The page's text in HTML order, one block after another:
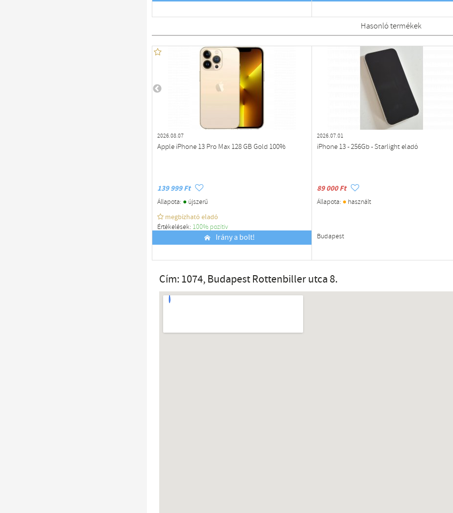
Hasonló termékek
2026.08.07
Apple iPhone 13 Pro Max 128 GB Gold 100%
139 999 Ft
Állapota: ●újszerű
megbízható eladó
Értékelések: 100% pozítiv
Irány a bolt!
2026.07.01
iPhone 13 - 256Gb - Starlight eladó
89 000 Ft
Állapota: ●használt
Budapest
Cím: 1074, Budapest Rottenbiller utca 8.